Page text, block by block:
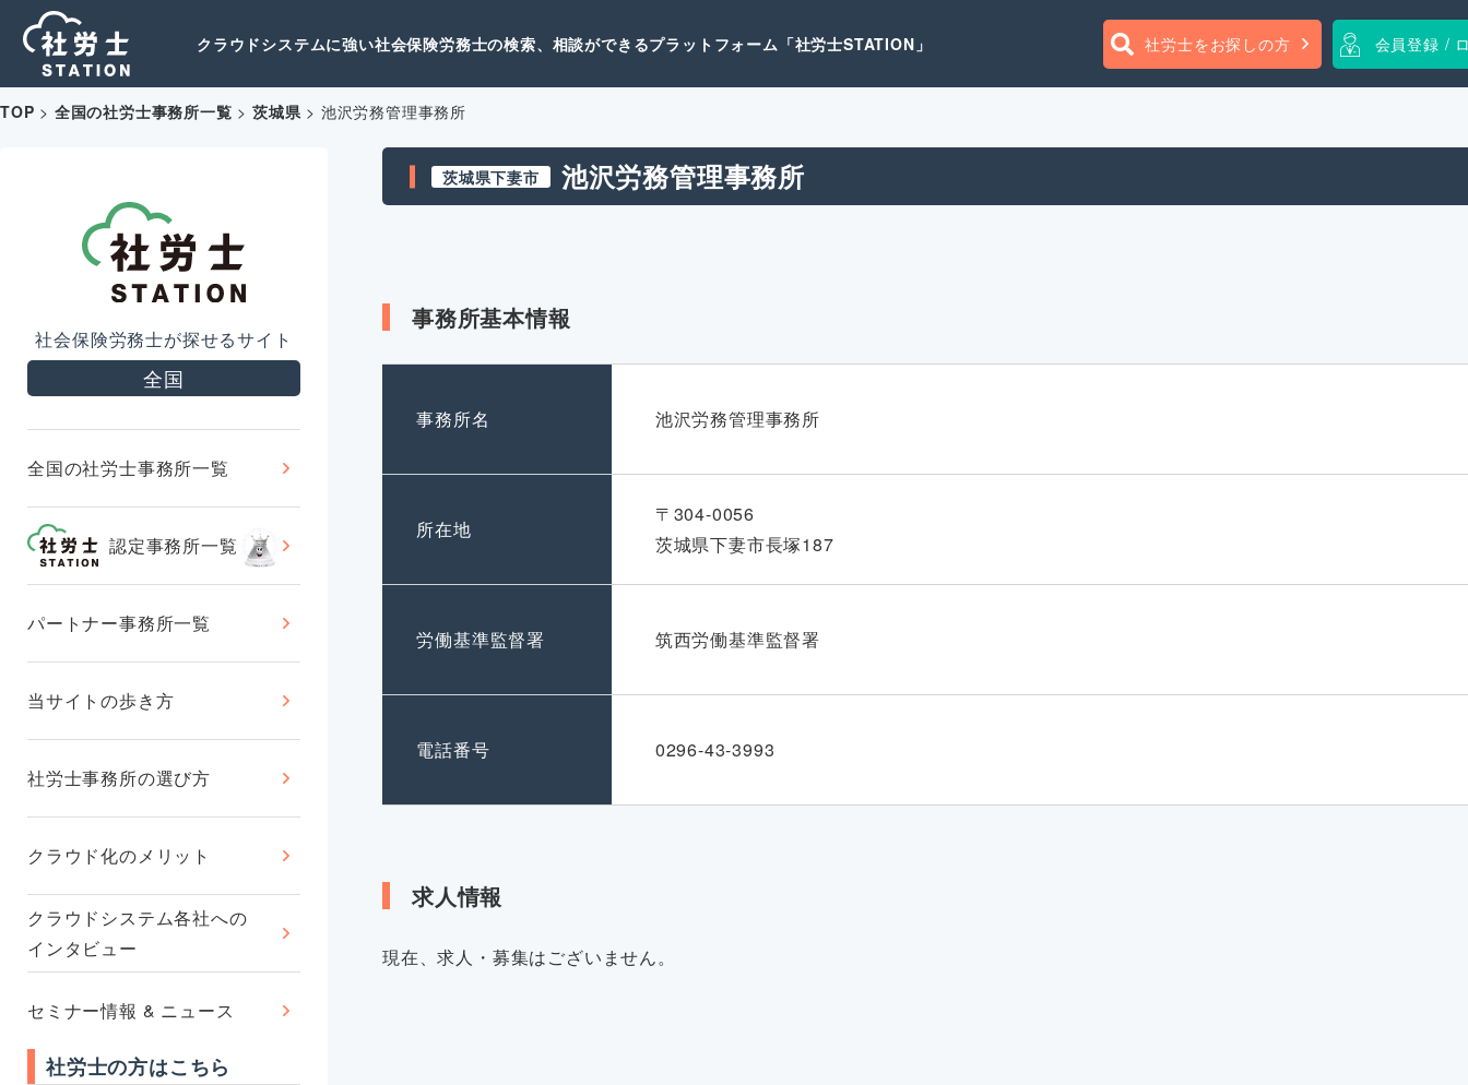
クラウドシステムに強い社会保険労務士の検索、相談ができるプラットフォーム「社労士STATION」 社労士をお探しの方 会員登録 /
TOP > 全国の社労士事務所一覧 >茨城県> 池沢労務管理事務所
社会保険労務士が探せるサイト
全国
全国の社労士事務所一覧
認定事務所一覧
パートナー事務所一覧
当サイトの歩き方
社労士事務所の選び方
クラウド化のメリット
クラウドシステム各社への
インタビュー
セミナー情報 & ニュース
社労士の方はこちら
茨城県下妻市 池沢労務管理事務所
事務所基本情報
事務所名 池沢労務管理事務所
所在地
〒304-0056
茨城県下妻市長塚187
労働基準監督署 筑西労働基準監督署
電話番号 0296-43-3993
求人情報
現在、求人・募集はございません。